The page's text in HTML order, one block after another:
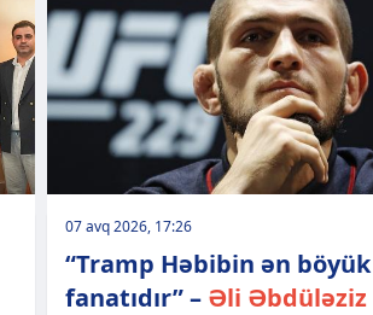
07 avq 2026, 17:26
“Tramp Həbibin ən böyük
fanatıdır” – Əli Əbdüləziz